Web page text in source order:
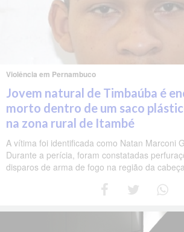
Violência em Pernambuco
Jovem natural de Timbaúba é
morto dentro de um saco
na zona rural de Itambé
A vítima foi identificada como Natan Marconi
Durante a perícia, foram constatadas
disparos de arma de fogo na região da